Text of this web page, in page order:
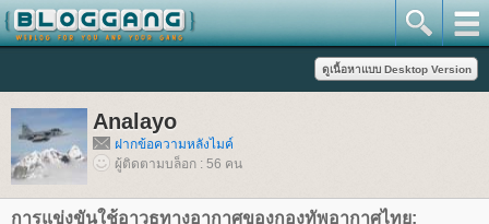
Analayo
ฝากข้อความหลังไมค์
ผู้ติดตามบล็อก : 56 คน
การแข่งขันใช้อาวุธทางอากาศของกองทัพอากาศไทย: